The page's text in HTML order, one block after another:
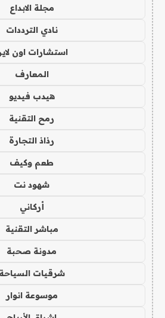
مجلة الابداع
نادي الترددات
استشارات اون
المعارف
هيدب فيديو
رمح التقنية
رذاذ التجارة
طعم وكيف
شهود نت
أركاني
مباشر التقنية
مدونة صحبة
شرقيات السياحة
موسوعة انوار